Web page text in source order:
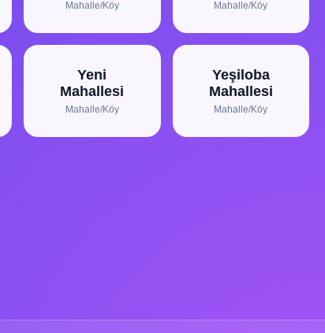
Mahalle/Köy Mahalle/Köy
Yeni
Mahallesi
Mahalle/Köy
Yeşiloba
Mahallesi
Mahalle/Köy